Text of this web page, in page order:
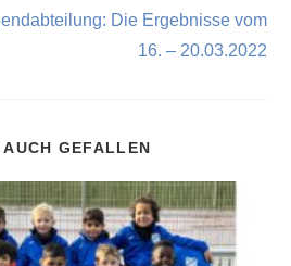
Die Ergebnisse vom
16. – 20.03.2022
GEFALLEN